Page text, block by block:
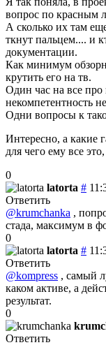
вопрос по красным
А сколько их там
ткнут пальцем.... и
документации.
Как минимум
крутить его на тв.
Один час на все про
некомпетентность
Одни вопросы к
Интересно, а какие
для чего ему все
0
latorta #
Ответить
@krumchanka ,
стада, максимум в
0
latorta #
Ответить
@kompress , самый
каком активе, а
результат.
0
Ответить